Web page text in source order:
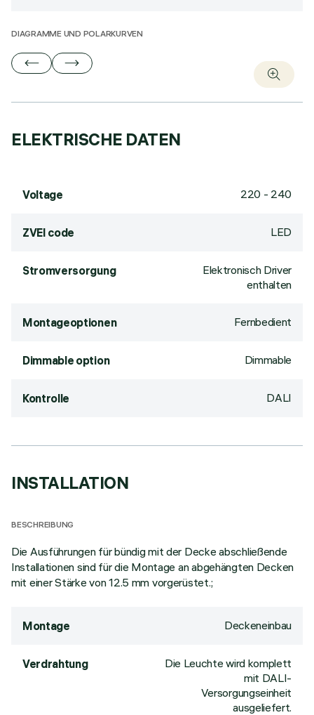
DIAGRAMME UND POLARKURVEN
ELEKTRISCHE DATEN
Voltage 220 - 240
ZVEI code LED
Stromversorgung
Elektronisch Driver
enthalten
Montageoptionen Fernbedient
Dimmable option Dimmable
Kontrolle DALI
INSTALLATION
BESCHREIBUNG
Die Ausführungen für bündig mit der Decke abschließende
Installationen sind für die Montage an abgehängten Decken
mit einer Stärke von 12.5 mm vorgerüstet.;
Montage Deckeneinbau
Verdrahtung
Die Leuchte wird komplett
mit DALI-
Versorgungseinheit
ausgeliefert.